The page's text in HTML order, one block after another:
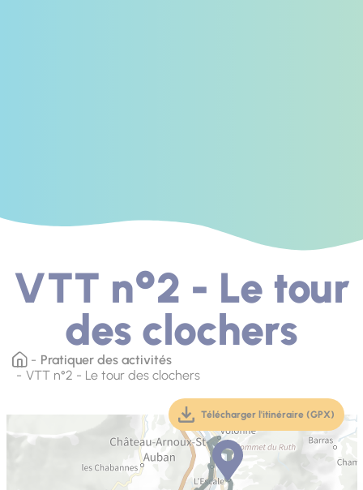
VTT n°2 - Le tour
des clochers
Pratiquer des activités
VTT n°2 - Le tour des clochers
Télécharger l'itinéraire (GPX)
(téléchargement,